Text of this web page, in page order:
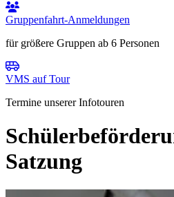
Gruppenfahrt-Anmeldungen
für größere Gruppen ab 6 Personen
VMS auf Tour
Termine unserer Infotouren
Satzung